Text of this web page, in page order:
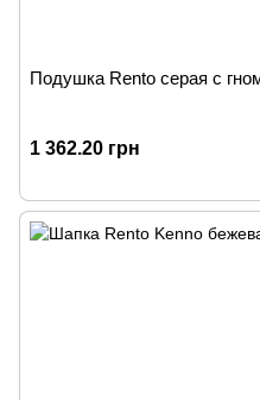
Подушка Rento серая с
1 362.20 грн